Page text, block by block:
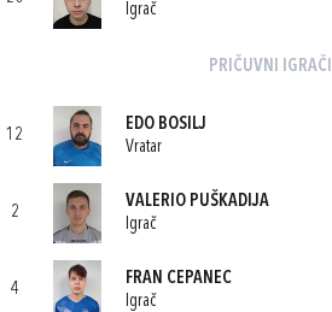
Igrač
PRIČUVNI IGRAČI
12
EDO BOSILJ
Vratar
2
VALERIO PUŠKADIJA
Igrač
4
FRAN CEPANEC
Igrač